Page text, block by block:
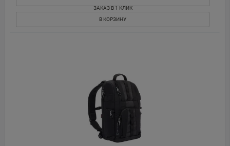
ЗАКАЗ В 1 КЛИК
В КОРЗИНУ